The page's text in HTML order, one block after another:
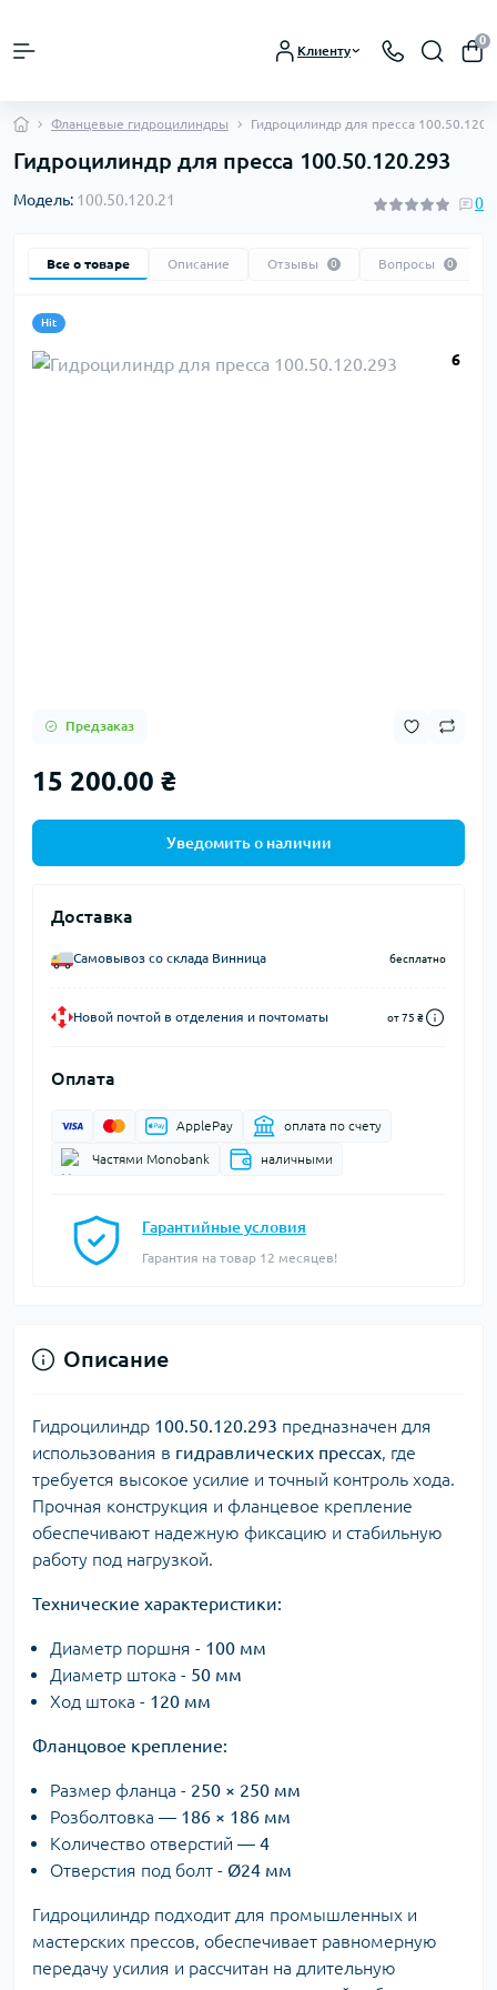
Клиенту
0
Фланцевые гидроцилиндры Гидроцилиндр для пресса
Гидроцилиндр для пресса 100.50.120.293
Модель: 100.50.120.21 0
Все о товаре Описание Отзывы 0 Вопросы 0
Hit
6
Предзаказ
15 200.00 ₴
Уведомить о наличии
Доставка
Самовывоз со склада Винница бесплатно
Новой почтой в отделения и почтоматы от 75 ₴
Оплата
ApplePay оплата по счету
Частями Monobank наличными
Гарантийные условия
Гарантия на товар 12 месяцев!
Описание
Гидроцилиндр 100.50.120.293 предназначен для
использования в гидравлических прессах, где
требуется высокое усилие и точный контроль хода.
Прочная конструкция и фланцевое крепление
обеспечивают надежную фиксацию и стабильную
работу под нагрузкой.
Технические характеристики:
Диаметр поршня - 100 мм
Диаметр штока - 50 мм
Ход штока - 120 мм
Фланцовое крепление:
Размер фланца - 250 × 250 мм
Розболтовка — 186 × 186 мм
Количество отверстий — 4
Отверстия под болт - Ø24 мм
Гидроцилиндр подходит для промышленных и
мастерских прессов, обеспечивает равномерную
передачу усилия и рассчитан на длительную